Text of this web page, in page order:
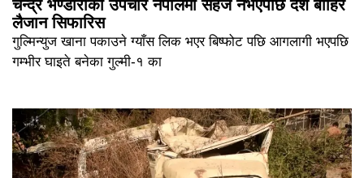
चन्द्र भण्डारीको उपचार नेपालमा सहज नभएपछि देश बाहिर
लैजान सिफारिस
गुल्मिन्युज खाना पकाउने ग्याँस लिक भएर बिष्फोट पछि आगलागी भएपछि
गम्भीर घाइते बनेका गुल्मी-१ का